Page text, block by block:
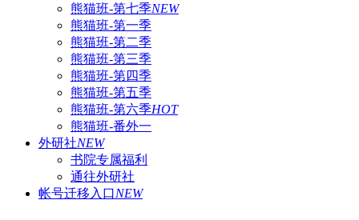
熊猫班-第七季NEW
熊猫班-第一季
熊猫班-第二季
熊猫班-第三季
熊猫班-第四季
熊猫班-第五季
熊猫班-第六季HOT
熊猫班-番外一
外研社NEW
书院专属福利
通往外研社
帐号迁移入口NEW